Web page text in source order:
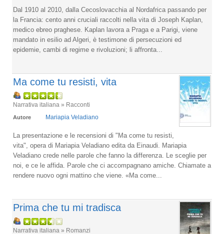
Dal 1910 al 2010, dalla Cecoslovacchia al Nordafrica passando per
la Francia: cento anni cruciali raccolti nella vita di Joseph Kaplan,
medico ebreo praghese. Kaplan lavora a Praga e a Parigi, viene
mandato in esilio ad Algeri, è testimone di persecuzioni ed
epidemie, cambi di regime e rivoluzioni; li affronta...
Ma come tu resisti, vita
Narrativa italiana » Racconti
Autore Mariapia Veladiano
La presentazione e le recensioni di "Ma come tu resisti,
vita", opera di Mariapia Veladiano edita da Einaudi. Mariapia
Veladiano crede nelle parole che fanno la differenza. Le sceglie per
noi, e ce le affida. Parole che ci accompagnano amiche. Chiamate a
rendere nuovo ogni mattino che viene. «Ma come...
Prima che tu mi tradisca
Narrativa italiana » Romanzi